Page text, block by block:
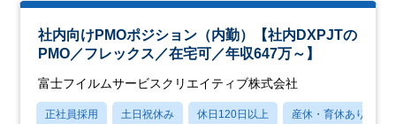
社内向けPMOポジション（内勤）【社内DXPJTの
PMO／フレックス／在宅可／年収647万～】
富士フイルムサービスクリエイティブ株式会社
正社員採用 土日祝休み 休日120日以上 産休・育休あり